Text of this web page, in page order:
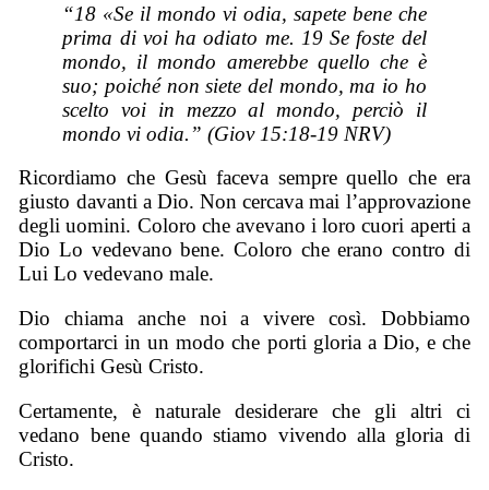
“18 «Se il mondo vi odia, sapete bene che
prima di voi ha odiato me. 19 Se foste del
mondo, il mondo amerebbe quello che è
suo; poiché non siete del mondo, ma io ho
scelto voi in mezzo al mondo, perciò il
mondo vi odia.” (Giov 15:18-19 NRV)
Ricordiamo che Gesù faceva sempre quello che era
giusto davanti a Dio. Non cercava mai l’approvazione
degli uomini. Coloro che avevano i loro cuori aperti a
Dio Lo vedevano bene. Coloro che erano contro di
Lui Lo vedevano male.
Dio chiama anche noi a vivere così. Dobbiamo
comportarci in un modo che porti gloria a Dio, e che
glorifichi Gesù Cristo.
Certamente, è naturale desiderare che gli altri ci
vedano bene quando stiamo vivendo alla gloria di
Cristo.